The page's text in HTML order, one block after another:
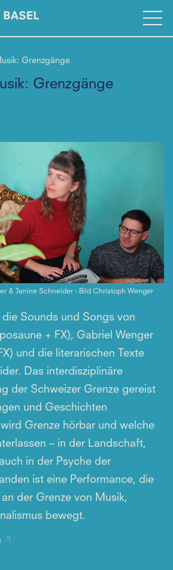
Grenzgänge
Grenzgänge
& Janine Schneider - Bild Christoph Wenger
die Sounds und Songs von
+ FX), Gabriel Wenger
und die literarischen Texte
Das interdisziplinäre
der Schweizer Grenze gereist
und Geschichten
Grenze hörbar und welche
– in der Landschaft,
in der Psyche der
ist eine Performance, die
der Grenze von Musik,
bewegt.